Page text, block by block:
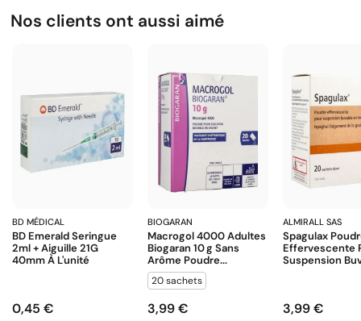
Nos clients ont aussi aimé
BD MÉDICAL
BD Emerald Seringue
2ml + Aiguille 21G
40mm À L'unité
Prix
0,45 €
BIOGARAN
Macrogol 4000 Adultes
Biogaran 10 G Sans
Arôme Poudre...
20 sachets
Prix
3,99 €
ALMIRALL SAS
Spagulax
Effervescente
Suspension
Prix
3,99 €